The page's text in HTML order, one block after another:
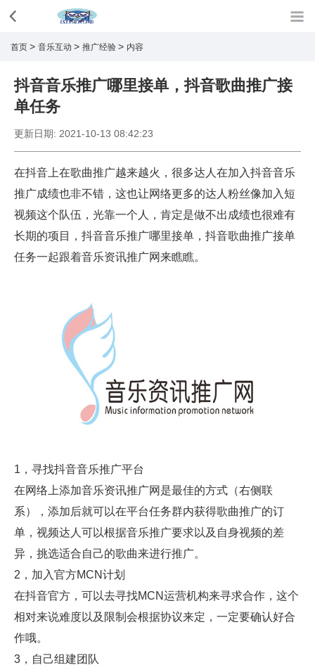
首页 > 音乐互动 > 推广经验 > 内容
抖音音乐推广哪里接单，抖音歌曲推广接
单任务
更新日期: 2021-10-13 08:42:23
在抖音上在歌曲推广越来越火，很多达人在加入抖音音乐
推广成绩也非不错，这也让网络更多的达人粉丝像加入短
视频这个队伍，光靠一个人，肯定是做不出成绩也很难有
长期的项目，抖音音乐推广哪里接单，抖音歌曲推广接单
任务一起跟着音乐资讯推广网来瞧瞧。
1，寻找抖音音乐推广平台
在网络上添加音乐资讯推广网是最佳的方式（右侧联
系），添加后就可以在平台任务群内获得歌曲推广的订
单，视频达人可以根据音乐推广要求以及自身视频的差
异，挑选适合自己的歌曲来进行推广。
2，加入官方MCN计划
在抖音官方，可以去寻找MCN运营机构来寻求合作，这个
相对来说难度以及限制会根据协议来定，一定要确认好合
作哦。
3，自己组建团队